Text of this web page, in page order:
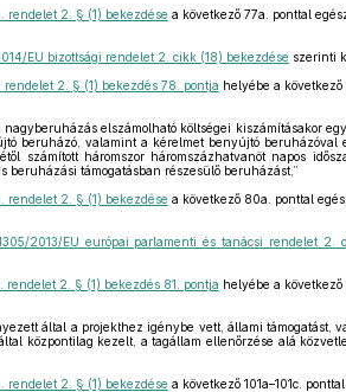
rendelet 2. § (1) bekezdése a következő 77a. ponttal
EU bizottsági rendelet 2. cikk (18) bekezdése szerinti
rendelet 2. § (1) bekezdés 78. pontja helyébe a
nagyberuházás elszámolható költségei kiszámításakor
beruházó, valamint a kérelmet benyújtó beruházóval
számított háromszor háromszázhatvanöt napos
beruházási támogatásban részesülő beruházást,”
rendelet 2. § (1) bekezdése a következő 80a. ponttal
2013/EU európai parlamenti és tanácsi rendelet 2.
rendelet 2. § (1) bekezdés 81. pontja helyébe a
által a projekthez igénybe vett, állami támogatást,
központilag kezelt, a tagállam ellenőrzése alá
rendelet 2. § (1) bekezdése a következő 101a–101c.